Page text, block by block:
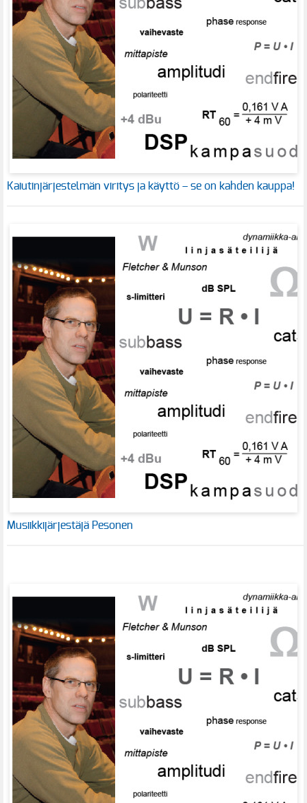
Kaiutinjärjestelmän viritys ja käyttö – se on kahden kauppa!
Musiikkijärjestäjä Pesonen